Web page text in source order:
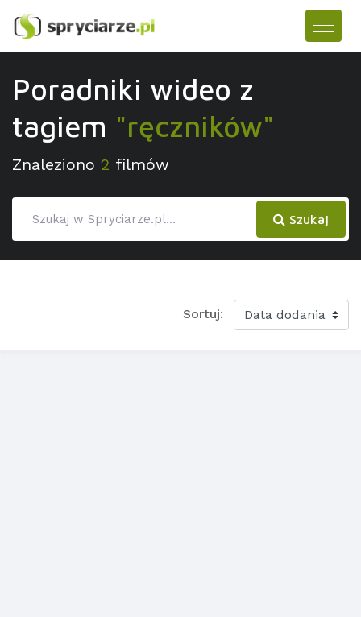
Poradniki wideo z
tagiem "ręczników"
Znaleziono 2 filmów
Szukaj
Sortuj: